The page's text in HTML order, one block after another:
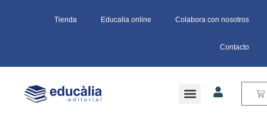
Tienda Educalia online Colabora con nosotros
Contacto